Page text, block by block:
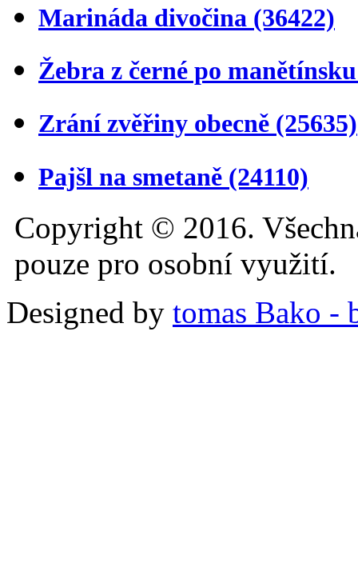
Marináda divočina (36422)
Žebra z černé po
Zrání zvěřiny obecně (25635)
Pajšl na smetaně (24110)
Copyright © 2016.
pouze pro osobní využití.
Designed by tomas Bako -